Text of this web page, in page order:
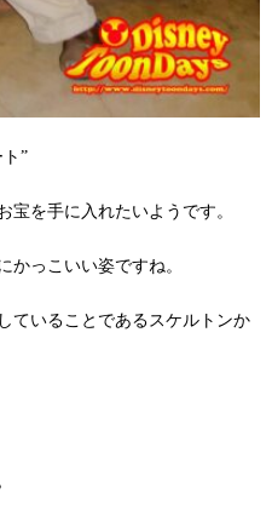
”
宝を手に入れたいようです。
かっこいい姿ですね。
ていることであるスケルトンか